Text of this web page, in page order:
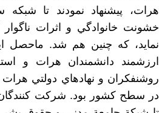
هرات، پيشنهاد نمودند تا شبكه
خشونت خانوادگي و اثرات
نمايد، كه چنين هم شد. ماحصل
ارزشمند دانشمندان هرات و
روشنفكران و نهادهاي دولتي
در سطح كشور بود. شركت كنندگان